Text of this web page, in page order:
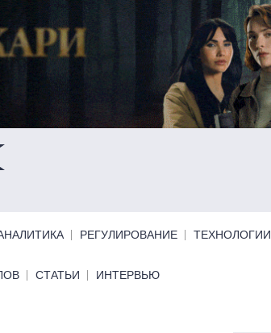
РЕГУЛИРОВАНИЕ ТЕХНОЛОГИИ
СТАТЬИ ИНТЕРВЬЮ